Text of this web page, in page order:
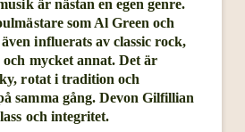
är nästan en egen genre.
som Al Green och
influerats av classic rock,
mycket annat. Det är
rotat i tradition och
samma gång. Devon Gilfillian
och integritet.